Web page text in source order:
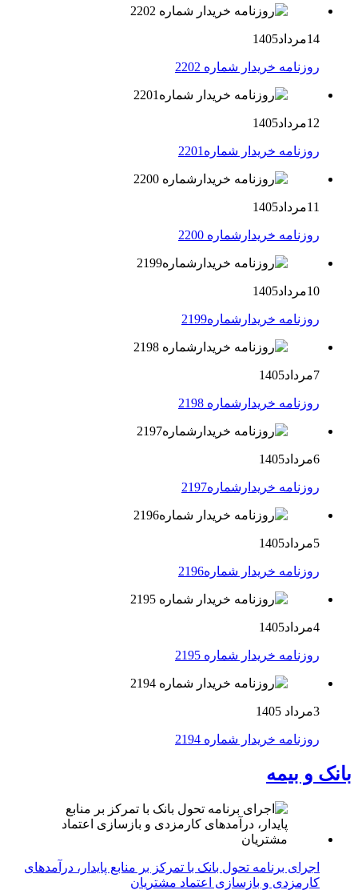
14مرداد1405
روزنامه خریدار شماره 2202
12مرداد1405
روزنامه خریدار شماره2201
11مرداد1405
روزنامه خریدارشماره 2200
10مرداد1405
روزنامه خریدارشماره2199
7مرداد1405
روزنامه خریدارشماره 2198
6مرداد1405
روزنامه خریدارشماره2197
5مرداد1405
روزنامه خریدار شماره2196
4مرداد1405
روزنامه خریدار شماره 2195
3مرداد 1405
روزنامه خریدار شماره 2194
بانک و بیمه
اجرای برنامه تحول بانک با تمرکز بر منابع پایدار، درآمدهای
کارمزدی و بازسازی اعتماد مشتریان